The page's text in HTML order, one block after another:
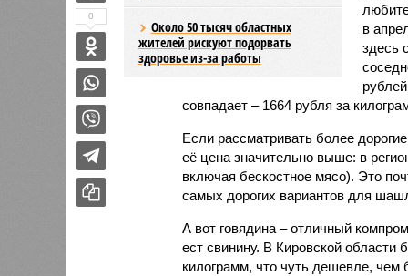
Около 50 тысяч областных
жителей рискуют подорвать
здоровье из-за работы
в
здесь
совпадает – 1664 рубля за
Если рассматривать более
её цена значительно выше: в
включая бескостное мясо). Это
самых дорогих вариантов для
А вот говядина – отличный
ест свинину. В Кировской области
килограмм, что чуть дешевле, чем
0